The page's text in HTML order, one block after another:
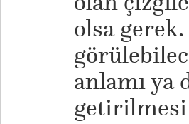
olsa
anlamı ya